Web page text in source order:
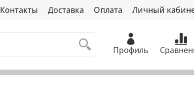
Контакты Доставка Оплата Личный
Профиль